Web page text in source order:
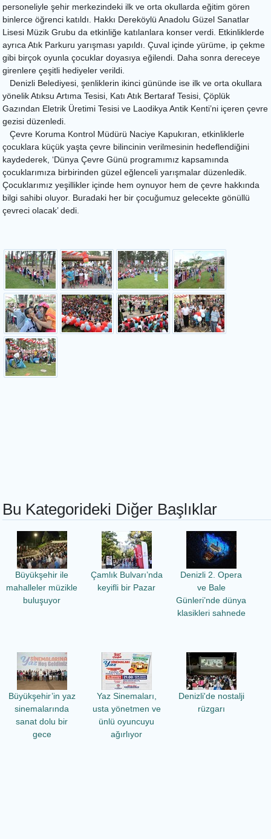
personeliyle şehir merkezindeki ilk ve orta okullarda eğitim gören
binlerce öğrenci katıldı. Hakkı Dereköylü Anadolu Güzel Sanatlar
Lisesi Müzik Grubu da etkinliğe katılanlara konser verdi. Etkinliklerde
ayrıca Atık Parkuru yarışması yapıldı. Çuval içinde yürüme, ip çekme
gibi birçok oyunla çocuklar doyasıya eğilendi. Daha sonra dereceye
girenlere çeşitli hediyeler verildi.
Denizli Belediyesi, şenliklerin ikinci gününde ise ilk ve orta okullara
yönelik Atıksu Artıma Tesisi, Katı Atık Bertaraf Tesisi, Çöplük
Gazından Eletrik Üretimi Tesisi ve Laodikya Antik Kenti’ni içeren çevre
gezisi düzenledi.
Çevre Koruma Kontrol Müdürü Naciye Kapukıran, etkinliklerle
çocuklara küçük yaşta çevre bilincinin verilmesinin hedeflendiğini
kaydederek, ‘Dünya Çevre Günü programımız kapsamında
çocuklarımıza birbirinden güzel eğlenceli yarışmalar düzenledik.
Çocuklarımız yeşillikler içinde hem oynuyor hem de çevre hakkında
bilgi sahibi oluyor. Buradaki her bir çocuğumuz gelecekte gönüllü
çevreci olacak’ dedi.
Bu Kategorideki Diğer Başlıklar
Büyükşehir ile
mahalleler müzikle
buluşuyor
Çamlık Bulvarı’nda
keyifli bir Pazar
Denizli 2. Opera
ve Bale
Günleri’nde dünya
klasikleri sahnede
Büyükşehir’in yaz
sinemalarında
sanat dolu bir
gece
Yaz Sinemaları,
usta yönetmen ve
ünlü oyuncuyu
ağırlıyor
Denizli'de nostalji
rüzgarı